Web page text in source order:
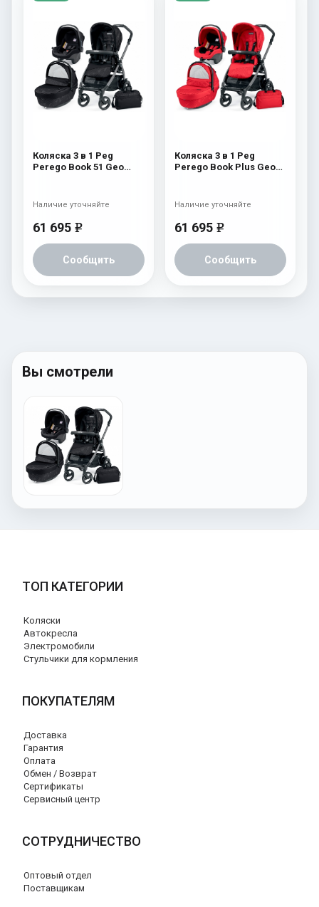
Коляска 3 в 1 Peg
Perego Book 51 Geo
61 695 e
Сообщить
Наличие уточняйте
Коляска 3 в 1 Peg
Perego Book Plus Geo
61 695 e
Сообщить
Наличие уточняйте
Вы смотрели
ТОП КАТЕГОРИИ
Коляски
Автокресла
Электромобили
Стульчики для кормления
ПОКУПАТЕЛЯМ
Доставка
Гарантия
Оплата
Обмен / Возврат
Сертификаты
Сервисный центр
СОТРУДНИЧЕСТВО
Оптовый отдел
Поставщикам